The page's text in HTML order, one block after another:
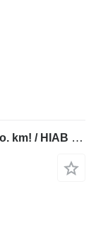
Mercedes-Benz Arocs 2636 6×4 / 100 tho. km! / HIAB crane / rotator / 3-way tip